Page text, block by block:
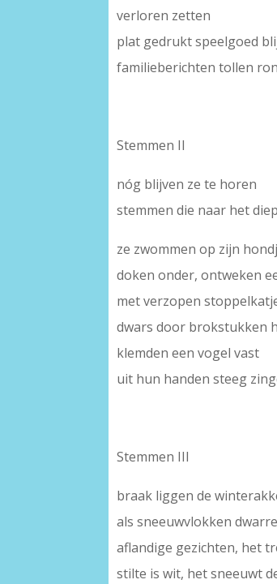
verloren zetten
plat gedrukt speelgoed
familieberichten tollen
Stemmen II
nóg blijven ze te horen
stemmen die naar het
ze zwommen op zijn
doken onder, ontweken
met verzopen
dwars door brokstukken
klemden een vogel vast
uit hun handen steeg
Stemmen III
braak liggen de
als sneeuwvlokken
aflandige gezichten, het
stilte is wit, het sneeuwt